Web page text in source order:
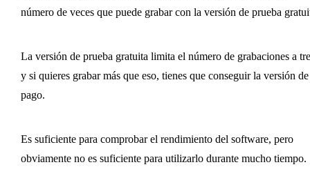
número de veces que puede grabar con la versión de prueba
La versión de prueba gratuita limita el número de grabaciones a
y si quieres grabar más que eso, tienes que conseguir la versión de
pago.
Es suficiente para comprobar el rendimiento del software, pero
obviamente no es suficiente para utilizarlo durante mucho tiempo.